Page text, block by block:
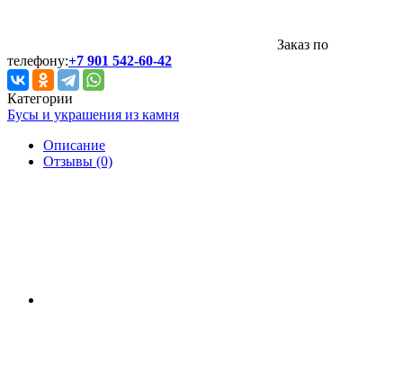
Заказ по
телефону:+7 901 542-60-42
Категории
Бусы и украшения из камня
Описание
Отзывы (0)